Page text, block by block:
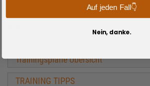
ausgewogene und abwechslungsreiche Ernährung
Trainingspläne Übersicht
TRAINING TIPPS
Auf jeden Fall👇
Nein, danke.